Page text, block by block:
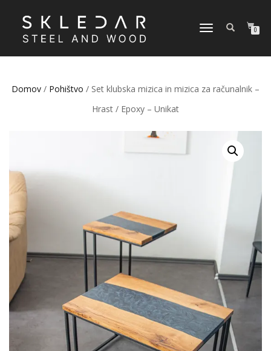
VKLOPI/IZKLOPI
0
Domov / Pohištvo / Set klubska mizica in mizica za računalnik –
Hrast / Epoxy – Unikat